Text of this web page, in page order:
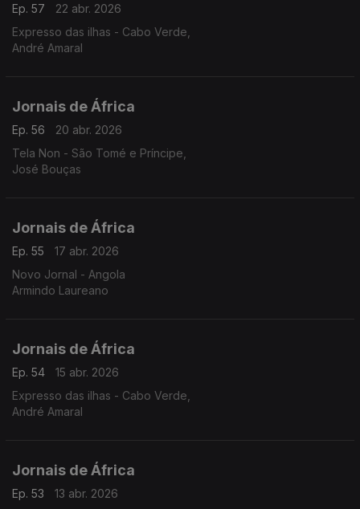
Ep. 57
22 abr. 2026
Expresso das ilhas - Cabo Verde,
André Amaral
Jornais de África
Ep. 56
20 abr. 2026
Tela Non - São Tomé e Príncipe,
José Bouças
Jornais de África
Ep. 55
17 abr. 2026
Novo Jornal - Angola
Armindo Laureano
Jornais de África
Ep. 54
15 abr. 2026
Expresso das ilhas - Cabo Verde,
André Amaral
Jornais de África
Ep. 53
13 abr. 2026